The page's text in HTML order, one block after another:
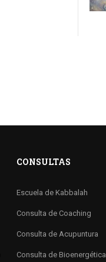
CONSULTAS
Escuela de Kabbalah
Consulta de Coaching
Consulta de Acupuntura
Consulta de Bioenergética